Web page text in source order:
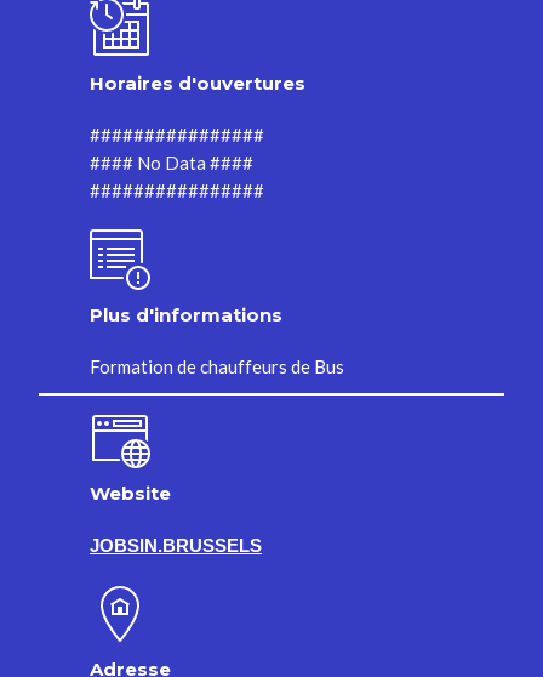
Horaires d'ouvertures
################
#### No Data ####
################
Plus d'informations
Formation de chauffeurs de Bus
Website
JOBSIN.BRUSSELS
Adresse